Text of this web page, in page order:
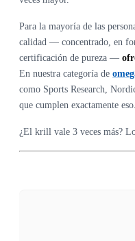
Para la mayoría de las
calidad — concentrado, en
certificación de pureza —
En nuestra categoría de
como Sports Research,
que cumplen exactamente eso.
¿El krill vale 3 veces más?